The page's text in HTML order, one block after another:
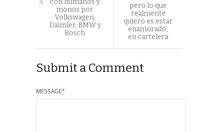
monos por
Volkswagen,
Daimler, BMW y
Bosch
pero lo que
realmente
quiero es estar
enamorado’,
en cartelera
Submit a Comment
MESSAGE*